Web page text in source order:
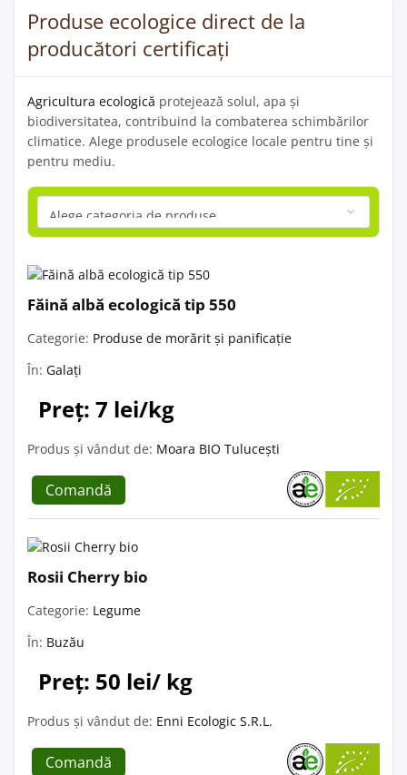
Produse ecologice direct de la
producători certificați
Agricultura ecologică protejează solul, apa și
biodiversitatea, contribuind la combaterea schimbărilor
climatice. Alege produsele ecologice locale pentru tine și
pentru mediu.
Făină albă ecologică tip 550
Categorie: Produse de morărit și panificație
În: Galați
Preț: 7 lei/kg
Produs și vândut de: Moara BIO Tulucești
Comandă
Rosii Cherry bio
Categorie: Legume
În: Buzău
Preț: 50 lei/ kg
Produs și vândut de: Enni Ecologic S.R.L.
Comandă